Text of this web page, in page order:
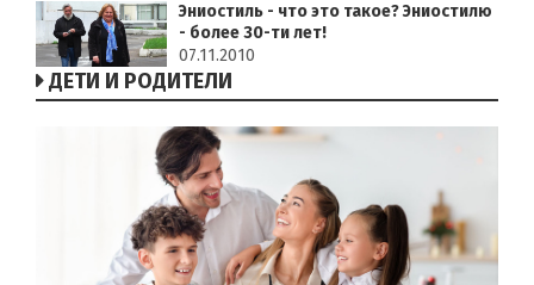
Эниостиль - что это такое? Эниостилю
- более 30-ти лет!
07.11.2010
ДЕТИ И РОДИТЕЛИ